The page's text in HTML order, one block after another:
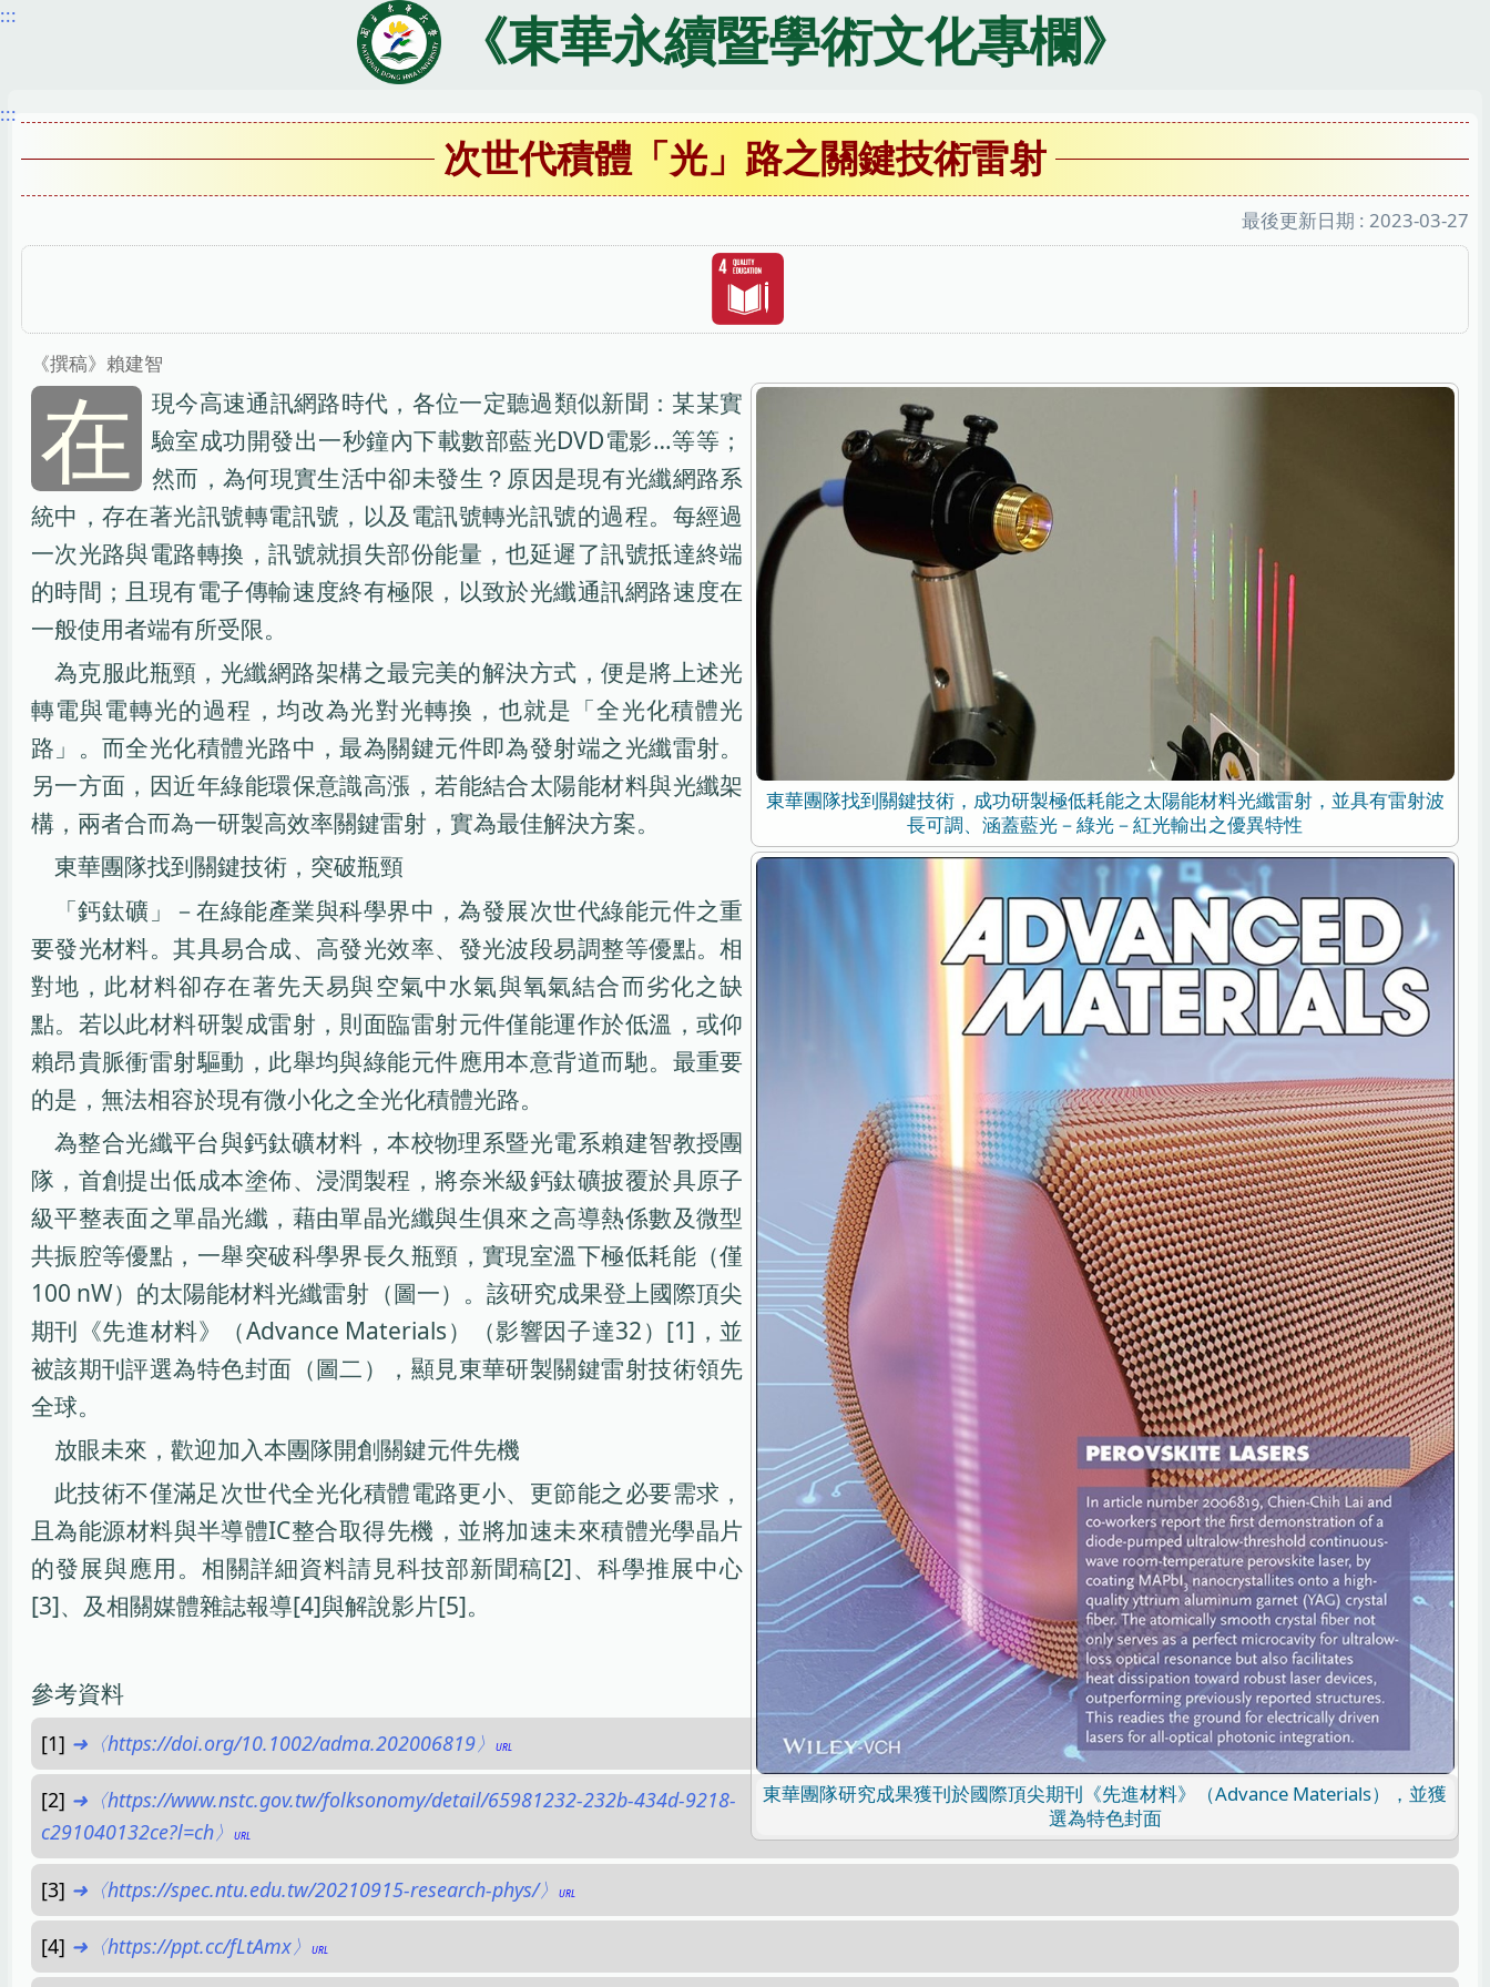
跳
要
區
::: 《東華永續暨學術文化專欄》
:::
次世代積體「光」路之關鍵技術雷射
最後更新日期 : 2023-03-27
《撰稿》賴建智
東華團隊找到關鍵技術，成功研製極低耗能之太陽能材料光纖雷射，並具有雷射波
長可調、涵蓋藍光－綠光－紅光輸出之優異特性
東華團隊研究成果獲刊於國際頂尖期刊《先進材料》（Advance Materials），並獲
選為特色封面
在
現今高速通訊網路時代，各位一定聽過類似新聞：某某實
驗室成功開發出一秒鐘內下載數部藍光DVD電影…等等；
然而，為何現實生活中卻未發生？原因是現有光纖網路系
統中，存在著光訊號轉電訊號，以及電訊號轉光訊號的過程。每經過
一次光路與電路轉換，訊號就損失部份能量，也延遲了訊號抵達終端
的時間；且現有電子傳輸速度終有極限，以致於光纖通訊網路速度在
一般使用者端有所受限。
為克服此瓶頸，光纖網路架構之最完美的解決方式，便是將上述光
轉電與電轉光的過程，均改為光對光轉換，也就是「全光化積體光
路」。而全光化積體光路中，最為關鍵元件即為發射端之光纖雷射。
另一方面，因近年綠能環保意識高漲，若能結合太陽能材料與光纖架
構，兩者合而為一研製高效率關鍵雷射，實為最佳解決方案。
東華團隊找到關鍵技術，突破瓶頸
「鈣鈦礦」－在綠能產業與科學界中，為發展次世代綠能元件之重
要發光材料。其具易合成、高發光效率、發光波段易調整等優點。相
對地，此材料卻存在著先天易與空氣中水氣與氧氣結合而劣化之缺
點。若以此材料研製成雷射，則面臨雷射元件僅能運作於低溫，或仰
賴昂貴脈衝雷射驅動，此舉均與綠能元件應用本意背道而馳。最重要
的是，無法相容於現有微小化之全光化積體光路。
為整合光纖平台與鈣鈦礦材料，本校物理系暨光電系賴建智教授團
隊，首創提出低成本塗佈、浸潤製程，將奈米級鈣鈦礦披覆於具原子
級平整表面之單晶光纖，藉由單晶光纖與生俱來之高導熱係數及微型
共振腔等優點，一舉突破科學界長久瓶頸，實現室溫下極低耗能（僅
100 nW）的太陽能材料光纖雷射（圖一）。該研究成果登上國際頂尖
期刊《先進材料》（Advance Materials）（影響因子達32）[1]，並
被該期刊評選為特色封面（圖二），顯見東華研製關鍵雷射技術領先
全球。
放眼未來，歡迎加入本團隊開創關鍵元件先機
此技術不僅滿足次世代全光化積體電路更小、更節能之必要需求，
且為能源材料與半導體IC整合取得先機，並將加速未來積體光學晶片
的發展與應用。相關詳細資料請見科技部新聞稿[2]、科學推展中心
[3]、及相關媒體雜誌報導[4]與解說影片[5]。
參考資料
[1] ➜〈https://doi.org/10.1002/adma.202006819〉
[2] ➜〈https://www.nstc.gov.tw/folksonomy/detail/65981232-232b-434d-9218-
c291040132ce?l=ch〉
[3] ➜〈https://spec.ntu.edu.tw/20210915-research-phys/〉
[4] ➜〈https://ppt.cc/fLtAmx〉